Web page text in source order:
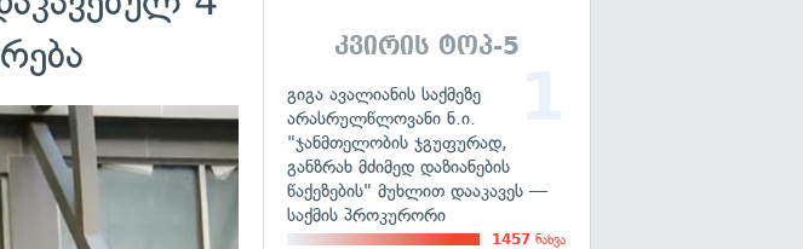
კვირის ტოპ-5
გიგა ავალიანის საქმეზე
არასრულწლოვანი ნ.ი.
"ჯანმთელობის ჯგუფურად,
განზრახ მძიმედ დაზიანების
წაქეზების" მუხლით დააკავეს —
საქმის პროკურორი
1457 ნახვა